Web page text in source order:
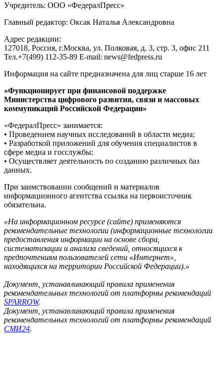
Учредитель: ООО «ФедералПресс»
Главный редактор: Оксак Наталья Александровна
Адрес редакции:
127018, Россия, г.Москва, ул. Полковая, д. 3, стр. 3, офис 211
Тел.+7(499) 112-35-89 E-mail: news@fedpress.ru
Информация на сайте предназначена для лиц старше 16 лет
«Функционирует при финансовой поддержке
Министерства цифрового развития, связи и массовых
коммуникаций Российской Федерации»
«ФедералПресс» занимается:
• Проведением научных исследований в области медиа;
• Разработкой приложений для обучения специалистов в
сфере медиа и госслужбы;
• Осуществляет деятельность по созданию различных баз
данных.
При заимствовании сообщений и материалов
информационного агентства ссылка на первоисточник
обязательна.
«На информационном ресурсе (сайте) применяются
рекомендательные технологии (информационные технологии
предоставления информации на основе сбора,
систематизации и анализа сведений, относящихся к
предпочтениям пользователей сети «Интернет»,
находящихся на территории Российской Федерации).»
Документ, устанавливающий правила применения
рекомендательных технологий от платформы рекомендаций
SPARROW.
Документ, устанавливающий правила применения
рекомендательных технологий от платформы рекомендаций
СМИ24.